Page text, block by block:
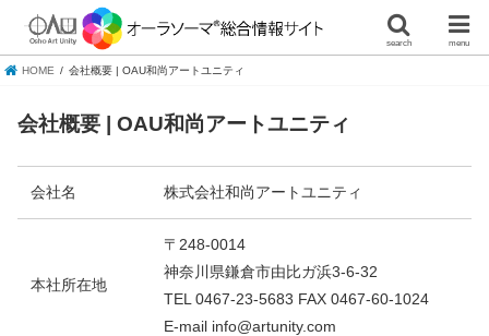
search menu
HOME 会社概要 | OAU和尚アートユニティ
会社概要 | OAU和尚アートユニティ
会社名 株式会社和尚アートユニティ
本社所在地
〒248-0014
神奈川県鎌倉市由比ガ浜3-6-32
TEL 0467-23-5683 FAX 0467-60-1024
E-mail info@artunity.com